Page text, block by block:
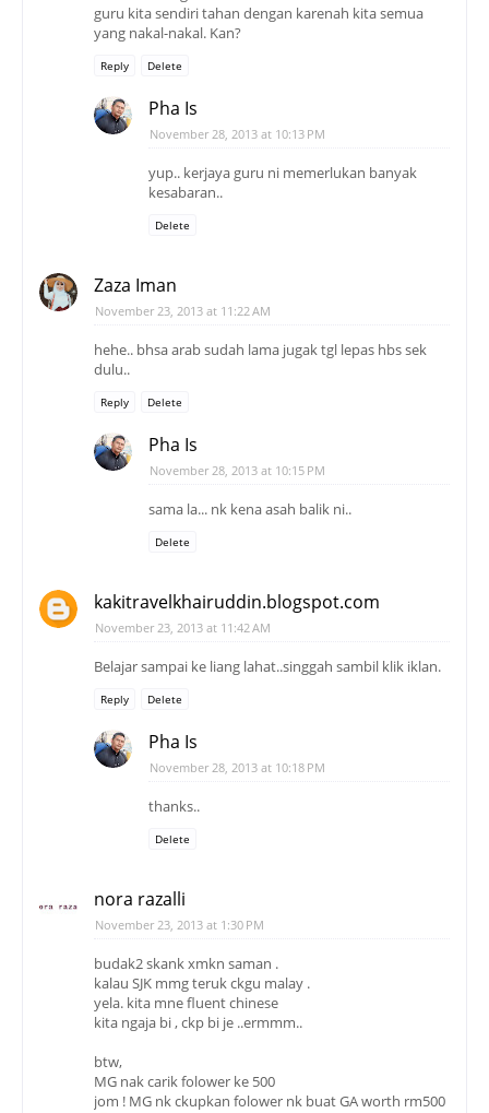
guru kita sendiri tahan dengan karenah kita semua
yang nakal-nakal. Kan?
Reply Delete
Pha Is
November 28, 2013 at 10:13 PM
yup.. kerjaya guru ni memerlukan banyak
kesabaran..
Delete
Zaza Iman
November 23, 2013 at 11:22 AM
hehe.. bhsa arab sudah lama jugak tgl lepas hbs sek
dulu..
Reply Delete
Pha Is
November 28, 2013 at 10:15 PM
sama la... nk kena asah balik ni..
Delete
kakitravelkhairuddin.blogspot.com
November 23, 2013 at 11:42 AM
Belajar sampai ke liang lahat..singgah sambil klik iklan.
Reply Delete
Pha Is
November 28, 2013 at 10:18 PM
thanks..
Delete
nora razalli
November 23, 2013 at 1:30 PM
budak2 skank xmkn saman .
kalau SJK mmg teruk ckgu malay .
yela. kita mne fluent chinese
kita ngaja bi , ckp bi je ..ermmm..
btw,
MG nak carik folower ke 500
jom ! MG nk ckupkan folower nk buat GA worth rm500